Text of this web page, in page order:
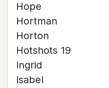
Hope
Hortman
Horton
Hotshots 19
Ingrid
Isabel